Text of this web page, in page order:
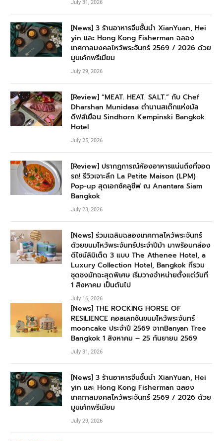
July 31, 2026
[News] 3 ร้านอาหารจีนชั้นนำ XianYuan, Hei
yin และ Hong Kong Fisherman ฉลอง
เทศกาลมงคลไหว้พระจันทร์ 2569 / 2026 ด้วย
มูนเค้กพรีเมียม
July 29, 2026
[Review] “MEAT. HEAT. SALT.” กับ Chef
Dharshan Munidasa ตำนานสเต๊กแห่งมัล
ดีฟส์เยือน Sindhorn Kempinski Bangkok
Hotel
July 25, 2026
[Review] ปรากฏการณ์ห้องอาหารแน่นถึงที่จอด
รถ! รีวิวเจาะลึก La Petite Maison (LPM)
Pop-up สุดเอกซ์คลูซีฟ ณ Anantara Siam
Bangkok
July 23, 2026
[News] ร่วมเฉลิมฉลองเทศกาลไหว้พระจันทร์
ด้วยขนมไหว้พระจันทร์ประจำปีม้า มาพร้อมกล่อง
ดีไซน์ลิมิเต็ด 3 แบบ The Athenee Hotel, a
Luxury Collection Hotel, Bangkok ที่รวม
ชุดชงมัทฉะสุดพิเศษ เริ่มวางจำหน่ายตั้งแต่วันที่
1 สิงหาคม เป็นต้นไป
July 16, 2026
[News] THE ROCKING HORSE OF
RESILIENCE คอลเลกชันขนมไหว้พระจันทร์
mooncake ประจำปี 2569 จากBanyan Tree
Bangkok 1 สิงหาคม – 25 กันยายน 2569
July 31, 2026
[News] 3 ร้านอาหารจีนชั้นนำ XianYuan, Hei
yin และ Hong Kong Fisherman ฉลอง
เทศกาลมงคลไหว้พระจันทร์ 2569 / 2026 ด้วย
มูนเค้กพรีเมียม
July 29, 2026